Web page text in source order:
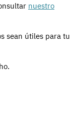
nuestro
sean útiles para tu